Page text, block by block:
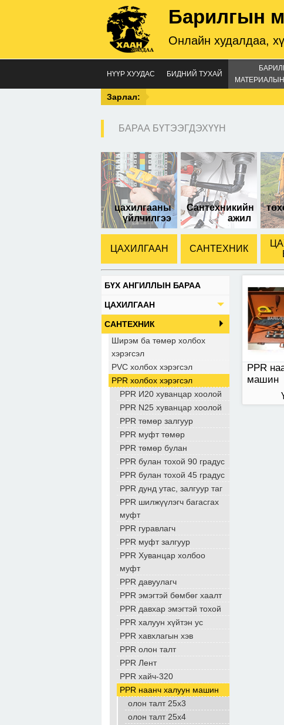
Барилгын
Онлайн худалдаа,
НҮҮР ХУУДАС БИДНИЙ ТУХАЙ
Зарлал:
БАРАА БҮТЭЭГДЭХҮҮН
цахилгааны
үйлчилгээ
Сантехникийн
ажил
ЦАХИЛГААН САНТЕХНИК
БҮХ АНГИЛЛЫН БАРАА
ЦАХИЛГААН
САНТЕХНИК
Ширэм ба төмөр холбох
хэрэгсэл
PVC холбох хэрэгсэл
PPR холбох хэрэгсэл
PPR И20 хуванцар хоолой
PPR N25 хуванцар хоолой
PPR төмөр залгуур
PPR муфт төмөр
PPR төмөр булан
PPR булан тохой 90 градус
PPR булан тохой 45 градус
PPR дунд утас, залгуур таг
PPR шилжүүлэгч багасгах
муфт
PPR гуравлагч
PPR муфт залгуур
PPR Хуванцар холбоо
муфт
PPR давуулагч
PPR эмэгтэй бөмбөг хаалт
PPR давхар эмэгтэй тохой
PPR халуун хүйтэн ус
PPR хавхлагын хэв
PPR олон талт
PPR Лент
PPR хайч-320
PPR наанч халуун машин
олон талт 25x3
олон талт 25x4
PPR
машин